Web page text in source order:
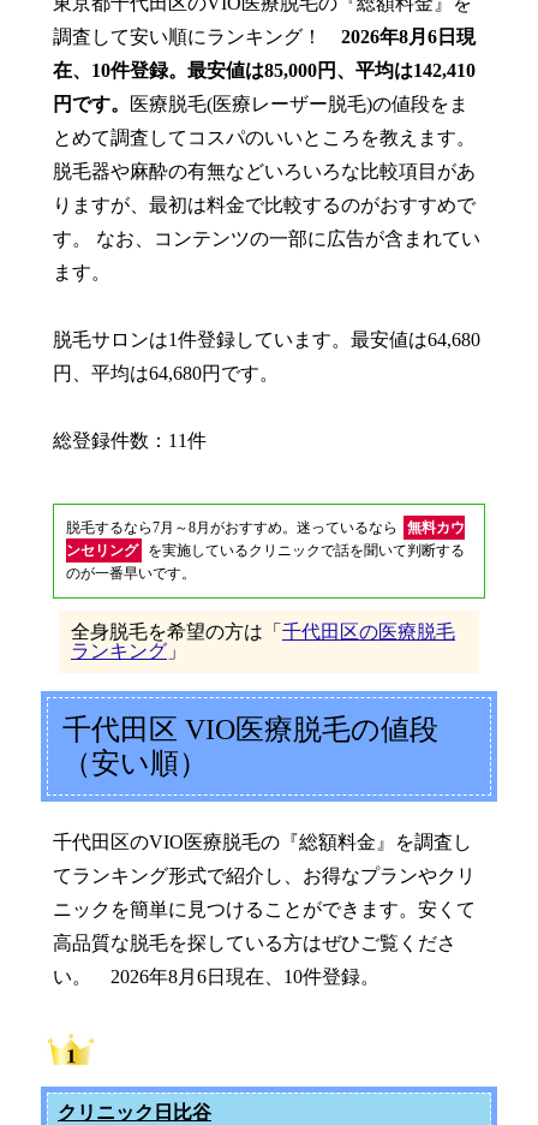
調査して安い順にランキング！ 2026年8月6日現
在、10件登録。最安値は85,000円、平均は142,410
円です。
医療脱毛(医療レーザー脱毛)の値段をま
とめて調査してコスパのいいところを教えます。
脱毛器や麻酔の有無などいろいろな比較項目があ
りますが、最初は料金で比較するのがおすすめで
す。 なお、コンテンツの一部に広告が含まれてい
ます。
脱毛サロンは1件登録しています。最安値は64,680
円、平均は64,680円です。
総登録件数：11件
脱毛するなら7月～8月がおすすめ。迷っているなら
無料カウ
ンセリング
を実施しているクリニックで話を聞いて判断する
のが一番早いです。
全身脱毛を希望の方は「 千代田区の医療脱毛
ランキング 」
千代田区 VIO医療脱毛の値段
（安い順）
千代田区のVIO医療脱毛の『総額料金』を調査し
てランキング形式で紹介し、お得なプランやクリ
ニックを簡単に見つけることができます。安くて
高品質な脱毛を探している方はぜひご覧くださ
い。 2026年8月6日現在、10件登録。
クリニック日比谷